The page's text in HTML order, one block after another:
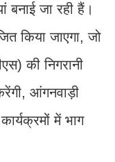
बनाई जा रही हैं।
किया जाएगा, जो
की निगरानी
आंगनवाड़ी
में भाग